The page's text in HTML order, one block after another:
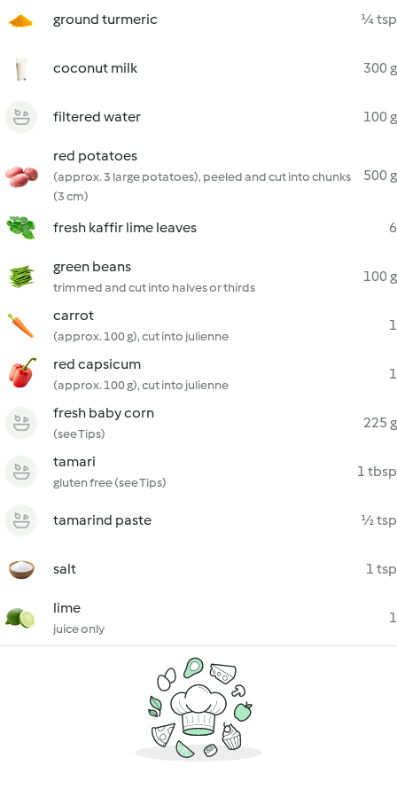
ground turmeric ¼ tsp
coconut milk 300 g
filtered water 100 g
red potatoes
(approx. 3 large potatoes), peeled and cut into chunks
(3 cm)
500 g
fresh kaffir lime leaves 6
green beans
trimmed and cut into halves or thirds
100 g
carrot
(approx. 100 g), cut into julienne
1
red capsicum
(approx. 100 g), cut into julienne
1
fresh baby corn
(see Tips)
225 g
tamari
gluten free (see Tips)
1 tbsp
tamarind paste ½ tsp
salt 1 tsp
lime
juice only
1